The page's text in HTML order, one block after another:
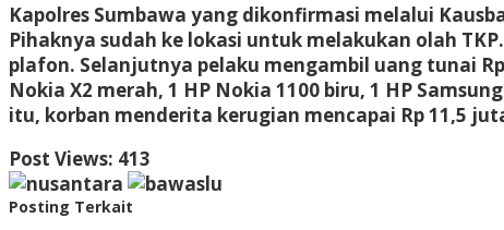
Kapolres Sumbawa yang dikonfirmasi melalui
Pihaknya sudah ke lokasi untuk melakukan olah
plafon. Selanjutnya pelaku mengambil uang tunai
Nokia X2 merah, 1 HP Nokia 1100 biru, 1 HP
itu, korban menderita kerugian mencapai Rp 11,5
Post Views: 413
Posting Terkait